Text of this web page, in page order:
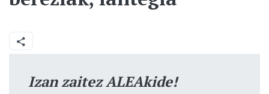
Izan zaitez ALEAkide!